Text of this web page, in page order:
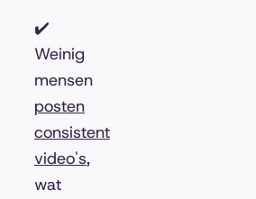
✔️
Weinig
mensen
posten
consistent
video's,
wat